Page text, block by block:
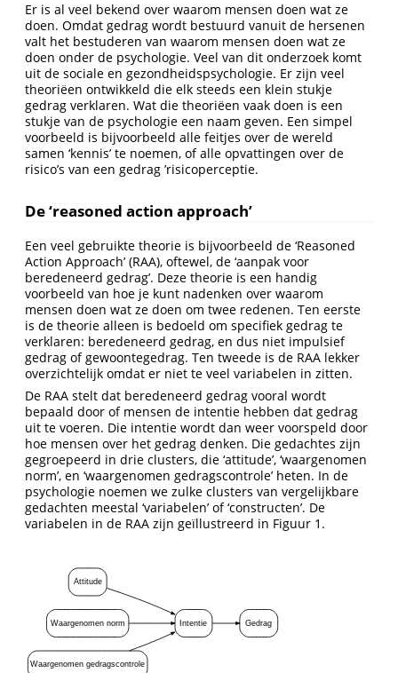
Er is al veel bekend over waarom mensen doen wat ze
doen. Omdat gedrag wordt bestuurd vanuit de hersenen
valt het bestuderen van waarom mensen doen wat ze
doen onder de psychologie. Veel van dit onderzoek komt
uit de sociale en gezondheidspsychologie. Er zijn veel
theoriëen ontwikkeld die elk steeds een klein stukje
gedrag verklaren. Wat die theoriëen vaak doen is een
stukje van de psychologie een naam geven. Een simpel
voorbeeld is bijvoorbeeld alle feitjes over de wereld
samen ‘kennis’ te noemen, of alle opvattingen over de
risico’s van een gedrag ’risicoperceptie.
De ‘reasoned action approach’
Een veel gebruikte theorie is bijvoorbeeld de ‘Reasoned
Action Approach’ (RAA), oftewel, de ‘aanpak voor
beredeneerd gedrag’. Deze theorie is een handig
voorbeeld van hoe je kunt nadenken over waarom
mensen doen wat ze doen om twee redenen. Ten eerste
is de theorie alleen is bedoeld om specifiek gedrag te
verklaren: beredeneerd gedrag, en dus niet impulsief
gedrag of gewoontegedrag. Ten tweede is de RAA lekker
overzichtelijk omdat er niet te veel variabelen in zitten.
De RAA stelt dat beredeneerd gedrag vooral wordt
bepaald door of mensen de intentie hebben dat gedrag
uit te voeren. Die intentie wordt dan weer voorspeld door
hoe mensen over het gedrag denken. Die gedachtes zijn
gegroepeerd in drie clusters, die ‘attitude’, ‘waargenomen
norm’, en ‘waargenomen gedragscontrole’ heten. In de
psychologie noemen we zulke clusters van vergelijkbare
gedachten meestal ‘variabelen’ of ‘constructen’. De
variabelen in de RAA zijn geïllustreerd in Figuur 1.
Gedrag
Intentie
Attitude
Waargenomen norm
Waargenomen gedragscontrole